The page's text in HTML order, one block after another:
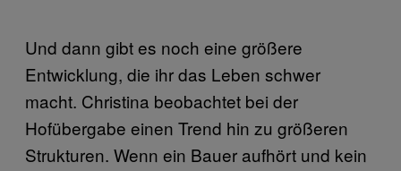
Und dann gibt es noch eine größere
Entwicklung, die ihr das Leben schwer
macht. Christina beobachtet bei der
Hofübergabe einen Trend hin zu größeren
Strukturen. Wenn ein Bauer aufhört und kein